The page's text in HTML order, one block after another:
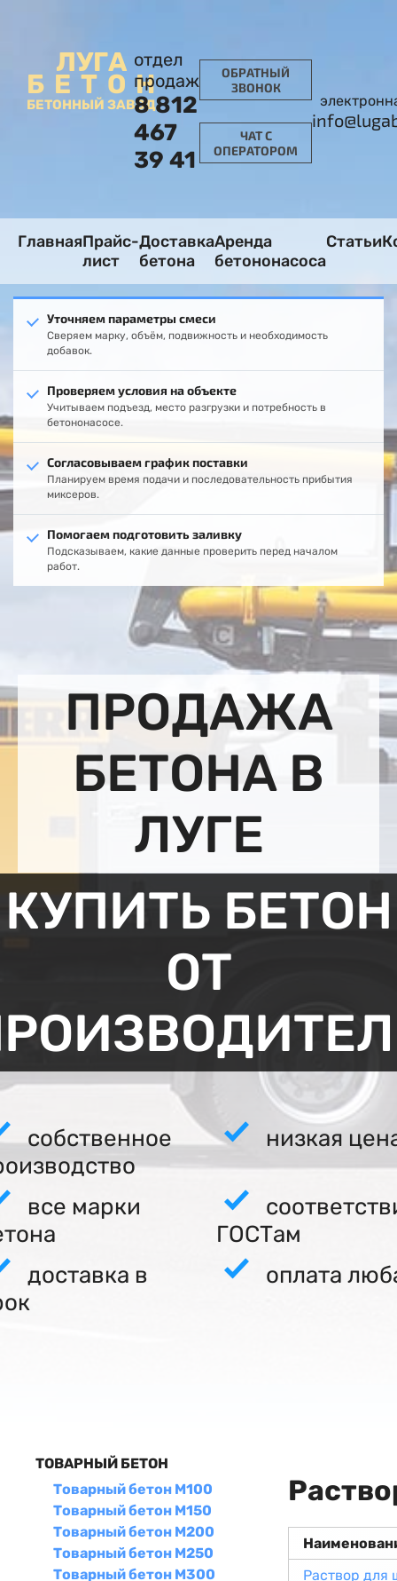
ЛУГА
БЕТОН
БЕТОННЫЙ ЗАВОД
отдел
продаж
8 812
467
39 41
ОБРАТНЫЙ
ЗВОНОК
ЧАТ С
ОПЕРАТОРОМ
ГлавнаяПрайс-
лист
Доставка
бетона
Аренда
бетононасоса
Статьи
Уточняем параметры смеси
Сверяем марку, объём, подвижность и необходимость
добавок.
Проверяем условия на объекте
Учитываем подъезд, место разгрузки и потребность в
бетононасосе.
Согласовываем график поставки
Планируем время подачи и последовательность прибытия
миксеров.
Помогаем подготовить заливку
Подсказываем, какие данные проверить перед началом
работ.
ПРОДАЖА
БЕТОНА В
ЛУГЕ
КУПИТЬ БЕТОН
ОТ
собственное
низкая
все марки
ГОСТам
доставка в
оплата
ТОВАРНЫЙ БЕТОН
Товарный бетон М100
Товарный бетон М150
Товарный бетон М200
Товарный бетон М250
Товарный бетон М300
Раствор для